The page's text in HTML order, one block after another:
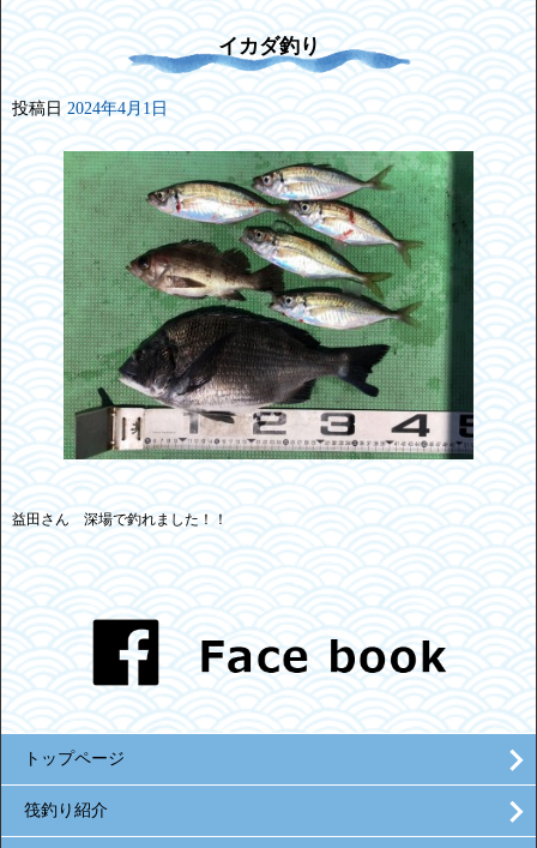
イカダ釣り
投稿日 2024年4月1日
益田さん 深場で釣れました！！
トップページ
筏釣り紹介